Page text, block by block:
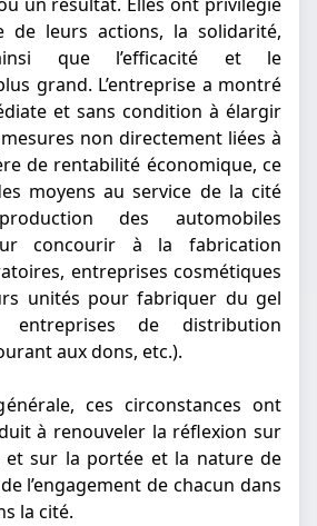
de leurs actions, la solidarité,
ainsi que l’efficacité et le
grand. L’entreprise a montré
et sans condition à élargir
non directement liées à
de rentabilité économique, ce
moyens au service de la cité
des automobiles
concourir à la fabrication
entreprises cosmétiques
unités pour fabriquer du gel
entreprises de distribution
aux dons, etc.).
ces circonstances ont
à renouveler la réflexion sur
et sur la portée et la nature de
l’engagement de chacun dans
la cité.